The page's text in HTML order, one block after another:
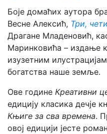
Боје домаћих аутора
Весне Алексић, Три,
Драгане Младеновић,
Маринковића – издање
изузетним
богатства наше земље.
Ове године Креативни
едицију класика дечје
Књиге за сва времена.
овој едицији јесте